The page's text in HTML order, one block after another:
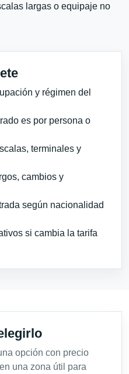
largas o equipaje no
y régimen del
es por persona o
terminales y
cambios y
según nacionalidad
si cambia la tarifa
opción con precio
una zona útil para